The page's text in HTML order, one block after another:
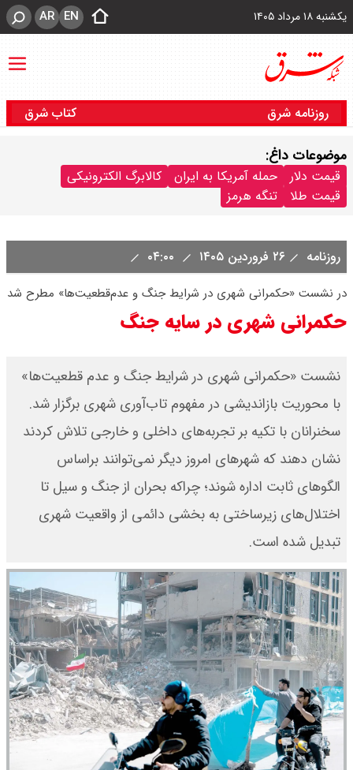
یکشنبه ۱۸ مرداد ۱۴۰۵ EN
AR
روزنامه شرق کتاب شرق
موضوعات داغ:
قیمت دلار حمله آمریکا به ایران
کالابرگ الکترونیکی
قیمت طلا
تنگه هرمز
روزنامه ۲۶ فروردین ۱۴۰۵
در نشست «حکمرانی شهری در شرایط جنگ و عدم‌قطعیت‌ها» مطرح شد
حکمرانی شهری در سایه جنگ
نشست «حکمرانی شهری در شرایط جنگ و عدم‌ قطعیت‌ها»
با محوریت بازاندیشی در مفهوم تاب‌آوری شهری برگزار شد.
سخنرانان با تکیه بر تجربه‌های داخلی و خارجی تلاش کردند
نشان دهند که شهرهای امروز دیگر نمی‌توانند بر‌اساس
الگوهای ثابت اداره شوند؛ چرا‌که بحران از جنگ و سیل تا
اختلال‌های زیرساختی به بخشی دائمی از واقعیت شهری
تبدیل شده است.